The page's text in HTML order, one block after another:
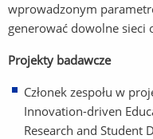
wprowadzonym
generować dowolne sieci
Projekty badawcze
Członek zespołu w
Innovation-driven
Research and Student